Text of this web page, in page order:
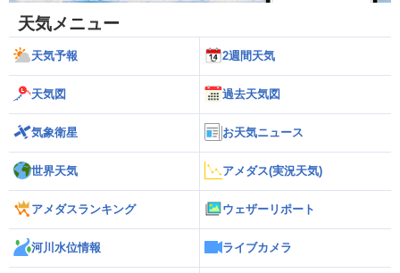
天気メニュー
天気予報 2週間天気
天気図 過去天気図
気象衛星 お天気ニュース
世界天気 アメダス(実況天気)
アメダスランキング ウェザーリポート
河川水位情報 ライブカメラ